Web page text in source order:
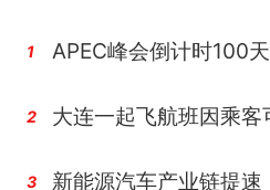
1 APEC峰会倒计时100天
2
3 新能源汽车产业链提速